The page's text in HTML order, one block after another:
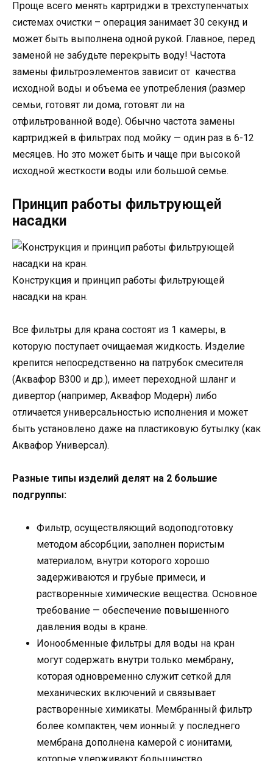
Проще всего менять картриджи в трехступенчатых
системах очистки – операция занимает 30 секунд и
может быть выполнена одной рукой. Главное, перед
заменой не забудьте перекрыть воду! Частота
замены фильтроэлементов зависит от качества
исходной воды и объема ее употребления (размер
семьи, готовят ли дома, готовят ли на
отфильтрованной воде). Обычно частота замены
картриджей в фильтрах под мойку — один раз в 6-12
месяцев. Но это может быть и чаще при высокой
исходной жесткости воды или большой семье.
Принцип работы фильтрующей
насадки
Конструкция и принцип работы фильтрующей
насадки на кран.
Все фильтры для крана состоят из 1 камеры, в
которую поступает очищаемая жидкость. Изделие
крепится непосредственно на патрубок смесителя
(Аквафор В300 и др.), имеет переходной шланг и
дивертор (например, Аквафор Модерн) либо
отличается универсальностью исполнения и может
быть установлено даже на пластиковую бутылку (как
Аквафор Универсал).
Разные типы изделий делят на 2 большие
подгруппы:
Фильтр, осуществляющий водоподготовку
методом абсорбции, заполнен пористым
материалом, внутри которого хорошо
задерживаются и грубые примеси, и
растворенные химические вещества. Основное
требование — обеспечение повышенного
давления воды в кране.
Ионообменные фильтры для воды на кран
могут содержать внутри только мембрану,
которая одновременно служит сеткой для
механических включений и связывает
растворенные химикаты. Мембранный фильтр
более компактен, чем ионный: у последнего
мембрана дополнена камерой с ионитами,